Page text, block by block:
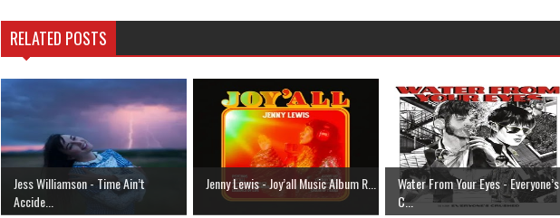
RELATED POSTS
Jess Williamson - Time Ain’t
Accide...
Jenny Lewis - Joy’all Music Album R...
Water From Your Eyes - Everyone’s
C...